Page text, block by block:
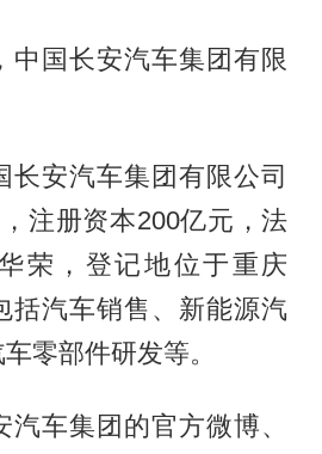
中国长安汽车集团有限
长安汽车集团有限公司
注册资本200亿元，法
荣，登记地位于重庆
括汽车销售、新能源汽
零部件研发等。
汽车集团的官方微博、